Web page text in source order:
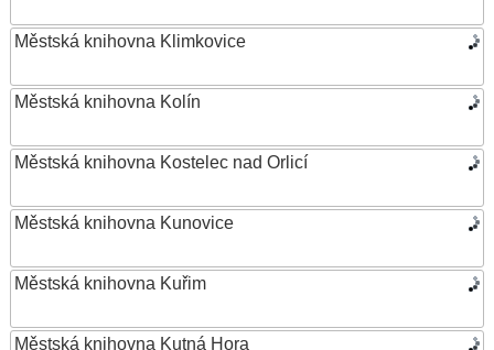
Městská knihovna Klimkovice
Městská knihovna Kolín
Městská knihovna Kostelec nad Orlicí
Městská knihovna Kunovice
Městská knihovna Kuřim
Městská knihovna Kutná Hora